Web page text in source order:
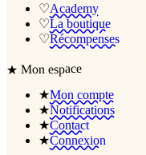
♡Academy
♡La boutique
♡Récompenses
★Mon espace
★Mon compte
★Notifications
★Contact
★Connexion